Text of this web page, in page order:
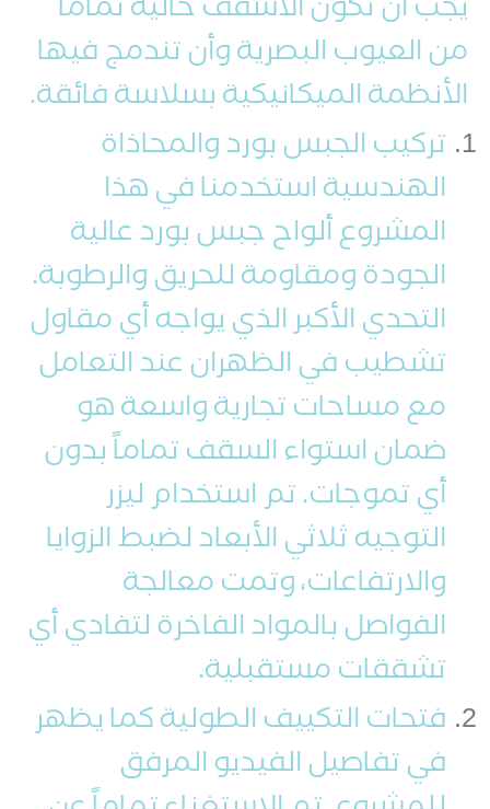
يجب أن تكون الأسقف خالية تماماً
من العيوب البصرية وأن تندمج فيها
الأنظمة الميكانيكية بسلاسة فائقة.
تركيب الجبس بورد والمحاذاة
الهندسية استخدمنا في هذا
المشروع ألواح جبس بورد عالية
الجودة ومقاومة للحريق والرطوبة.
التحدي الأكبر الذي يواجه أي مقاول
تشطيب في الظهران عند التعامل
مع مساحات تجارية واسعة هو
ضمان استواء السقف تماماً بدون
أي تموجات. تم استخدام ليزر
التوجيه ثلاثي الأبعاد لضبط الزوايا
والارتفاعات، وتمت معالجة
الفواصل بالمواد الفاخرة لتفادي أي
تشققات مستقبلية.
فتحات التكييف الطولية كما يظهر
في تفاصيل الفيديو المرفق